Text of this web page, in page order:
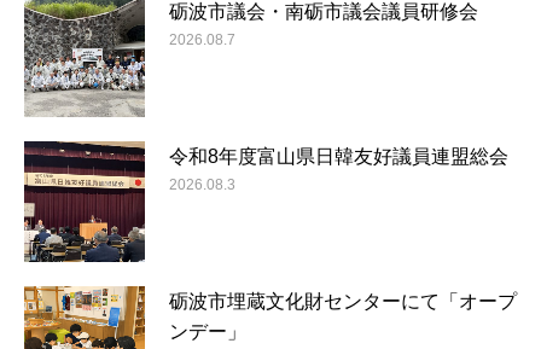
砺波市議会・南砺市議会議員研修会
2026.08.7
令和8年度富山県日韓友好議員連盟総会
2026.08.3
砺波市埋蔵文化財センターにて「オープ
ンデー」